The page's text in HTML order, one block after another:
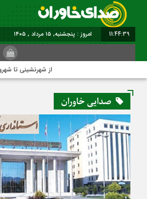
11:44:40 امروز : پنجشنبه, ۱۵ مرداد , ۱۴۰۵
از شهرنشینی تا
صدایی خاوران